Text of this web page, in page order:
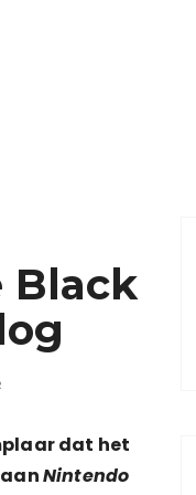
Black
dat het
Nintendo